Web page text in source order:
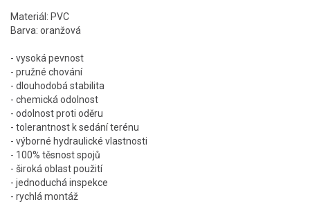
Materiál: PVC
Barva: oranžová
- vysoká pevnost
- pružné chování
- dlouhodobá stabilita
- chemická odolnost
- odolnost proti oděru
- tolerantnost k sedání terénu
- výborné hydraulické vlastnosti
- 100% těsnost spojů
- široká oblast použití
- jednoduchá inspekce
- rychlá montáž